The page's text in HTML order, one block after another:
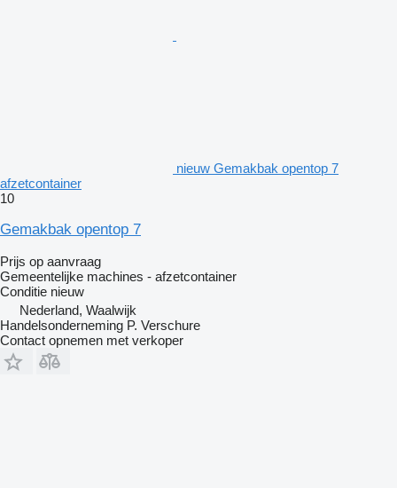
nieuw Gemakbak opentop 7
afzetcontainer
10
Gemakbak opentop 7
Prijs op aanvraag
Gemeentelijke machines - afzetcontainer
Conditie nieuw
Nederland, Waalwijk
Handelsonderneming P. Verschure
Contact opnemen met verkoper